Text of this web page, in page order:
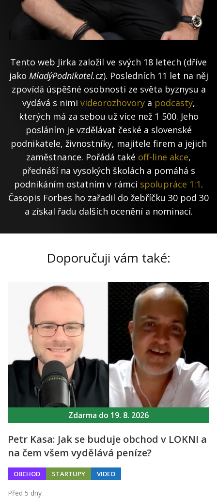
Tento web Jirka založil ve svých 18 letech (dříve
jako MladýPodnikatel.cz). Posledních 11 let na něj
zpovídá úspěšné osobnosti ze světa byznysu a
vydává s nimi videorozhovorya podcasty,
kterých má za sebou už více než 1 500. Jeho
posláním je vzdělávat české a slovenské
podnikatele, živnostníky, majitele firem a jejich
zaměstnance. Pořádá také off-line akce,
přednáší na vysokých školách a pomáhá s
podnikáním ostatním v rámci spolupráce 1:1.
Časopis Forbes ho zařadil do žebříčku 30 pod 30
a získal řadu dalších ocenění a nominací.
Doporučuji vám také:
Zdarma do 19. 8. 2026
Petr Kasa: Jak se buduje obchod v LOKNI a
na čem všem vydělává peníze?
OBCHOD STARTUPY VIDEO
Před 5 dny